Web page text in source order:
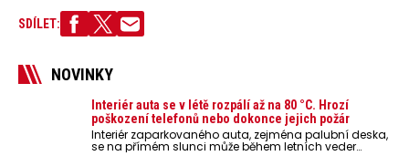
SDÍLET:
NOVINKY
Interiér auta se v létě rozpálí až na 80 °C. Hrozí
poškození telefonů nebo dokonce jejich požár
Interiér zaparkovaného auta, zejména palubní deska,
se na přímém slunci může během letních veder